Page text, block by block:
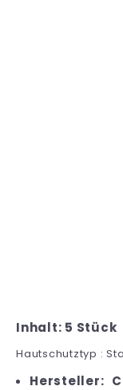
Inhalt: 5 Stück
Hautschutztyp :
Hersteller: